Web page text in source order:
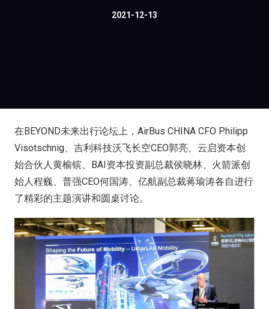
2021-12-13
在BEYOND未来出行论坛上，AirBus CHINA CFO Philipp
Visotschnig、吉利科技沃飞长空CEO郭亮、云启资本创
始合伙人黄榆镔、BAI资本投资副总裁侯晓林、火箭派创
始人程巍、普强CEO何国涛、亿航副总裁蒋瑜涛各自进行
了精彩的主题演讲和圆桌讨论。